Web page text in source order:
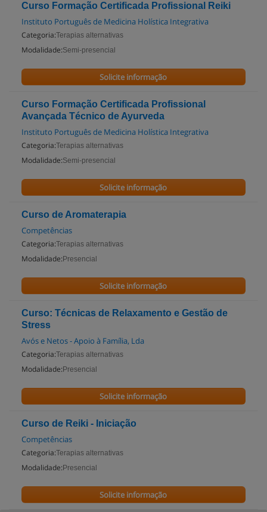
Curso Formação Certificada Profissional Reiki
Instituto Português de Medicina Holística Integrativa
Categoria:Terapias alternativas
Modalidade:Semi-presencial
Solicite informação
Curso Formação Certificada Profissional
Avançada Técnico de Ayurveda
Instituto Português de Medicina Holística Integrativa
Categoria:Terapias alternativas
Modalidade:Semi-presencial
Solicite informação
Curso de Aromaterapia
Competências
Categoria:Terapias alternativas
Modalidade: Presencial
Solicite informação
Curso: Técnicas de Relaxamento e Gestão de
Stress
Avós e Netos - Apoio à Família, Lda
Categoria:Terapias alternativas
Modalidade: Presencial
Solicite informação
Curso de Reiki - Iniciação
Competências
Categoria:Terapias alternativas
Modalidade: Presencial
Solicite informação